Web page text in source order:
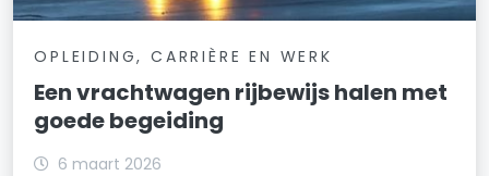
OPLEIDING, CARRIÈRE EN WERK
Een vrachtwagen rijbewijs halen met
goede begeiding
6 maart 2026